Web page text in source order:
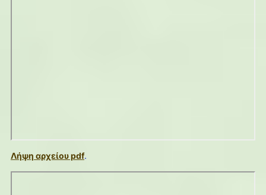
Λήψη αρχείου pdf.